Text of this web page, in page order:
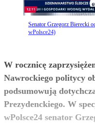
Senator Grzegorz Bierecki
wPolsce24)
W rocznicę
Nawrockiego politycy
podsumowują
Prezydenckiego. W
wPolsce24 senator